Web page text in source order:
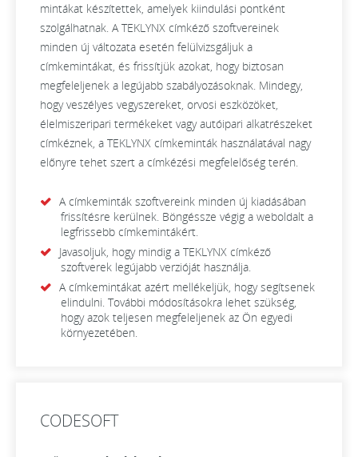
mintákat készítettek, amelyek kiindulási pontként
szolgálhatnak. A TEKLYNX címkéző szoftvereinek
minden új változata esetén felülvizsgáljuk a
címkemintákat, és frissítjük azokat, hogy biztosan
megfeleljenek a legújabb szabályozásoknak. Mindegy,
hogy veszélyes vegyszereket, orvosi eszközöket,
élelmiszeripari termékeket vagy autóipari alkatrészeket
címkéznek, a TEKLYNX címkeminták használatával nagy
előnyre tehet szert a címkézési megfelelőség terén.
A címkeminták szoftvereink minden új kiadásában
frissítésre kerülnek. Böngéssze végig a weboldalt a
legfrissebb címkemintákért.
Javasoljuk, hogy mindig a TEKLYNX címkéző
szoftverek legújabb verzióját használja.
A címkemintákat azért mellékeljük, hogy segítsenek
elindulni. További módosításokra lehet szükség,
hogy azok teljesen megfeleljenek az Ön egyedi
környezetében.
CODESOFT